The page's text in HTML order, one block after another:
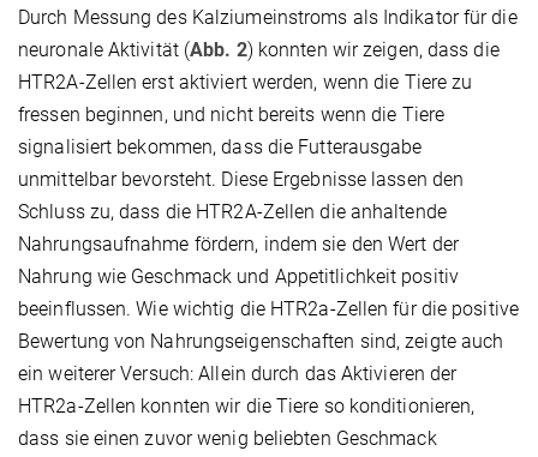
Durch Messung des Kalziumeinstroms als Indikator für die
neuronale Aktivität (Abb. 2) konnten wir zeigen, dass die
HTR2A-Zellen erst aktiviert werden, wenn die Tiere zu
fressen beginnen, und nicht bereits wenn die Tiere
signalisiert bekommen, dass die Futterausgabe
unmittelbar bevorsteht. Diese Ergebnisse lassen den
Schluss zu, dass die HTR2A-Zellen die anhaltende
Nahrungsaufnahme fördern, indem sie den Wert der
Nahrung wie Geschmack und Appetitlichkeit positiv
beeinflussen. Wie wichtig die HTR2a-Zellen für die positive
Bewertung von Nahrungseigenschaften sind, zeigte auch
ein weiterer Versuch: Allein durch das Aktivieren der
HTR2a-Zellen konnten wir die Tiere so konditionieren,
dass sie einen zuvor wenig beliebten Geschmack